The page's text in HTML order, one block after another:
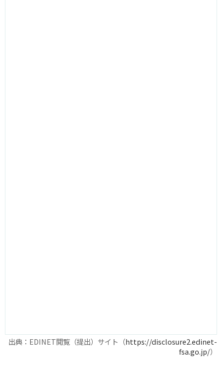
出典：EDINET閲覧（提出）サイト（https://disclosure2.edinet-
fsa.go.jp/）